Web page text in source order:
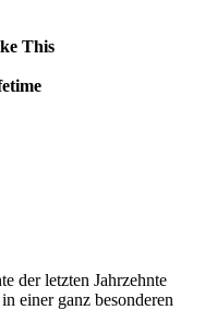
This
der letzten Jahrzehnte
einer ganz besonderen